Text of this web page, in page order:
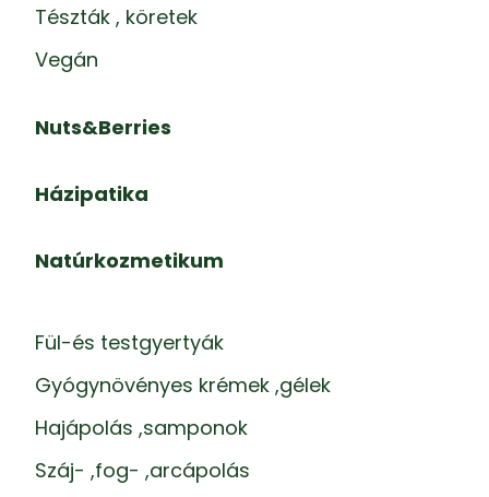
Tészták , köretek
Vegán
Nuts&Berries
Házipatika
Natúrkozmetikum
Fül-és testgyertyák
Gyógynövényes krémek ,gélek
Hajápolás ,samponok
Száj- ,fog- ,arcápolás